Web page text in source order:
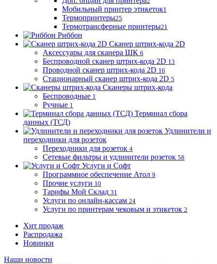
Мобильный принтер этикеток1
Термопринтеры25
Термотрансферные принтеры21
Риббон
Сканер штрих-кода 2D
Аксессуары для сканера ШК 6
Беспроводной сканер штрих-кода 2D 13
Проводной сканер штрих-кода 2D 16
Стационарный сканер штрих-кода 2D 5
Сканеры штрих-кода
Беспроводные 1
Ручные 1
Терминал сбора
данных (ТСД)
Удлинители и
переходники для розеток
Переходники для розеток 4
Сетевые фильтры и удлинители розеток 58
Услуги и Софт
Программное обеспечение Атол 9
Прочие услуги 10
Тарифы Мой Склад 31
Услуги по онлайн-кассам 24
Услуги по принтерам чековым и этикеток 2
Хит продаж
Распродажа
Новинки
Наши новости